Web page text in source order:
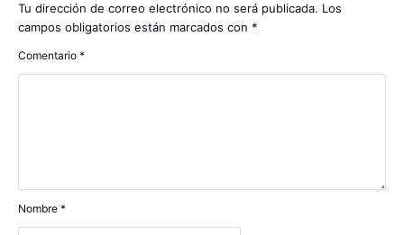
Tu dirección de correo electrónico no será publicada. Los
campos obligatorios están marcados con *
Comentario *
Nombre *